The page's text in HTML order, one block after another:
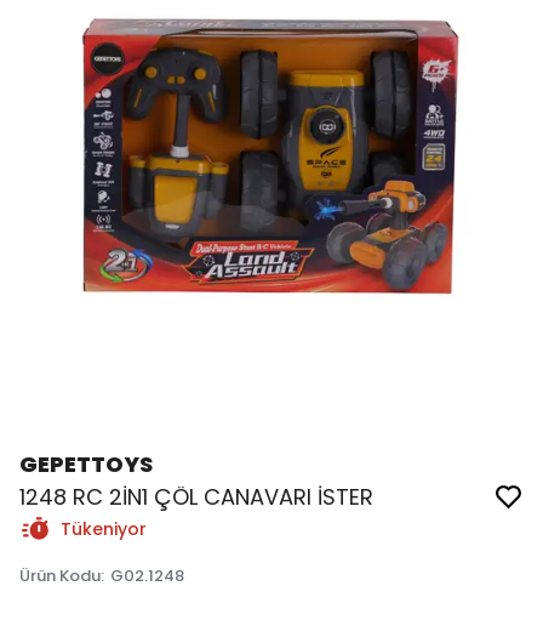
GEPETTOYS
1248 RC 2İN1 ÇÖL CANAVARI İSTER
Tükeniyor
Ürün Kodu: G02.1248